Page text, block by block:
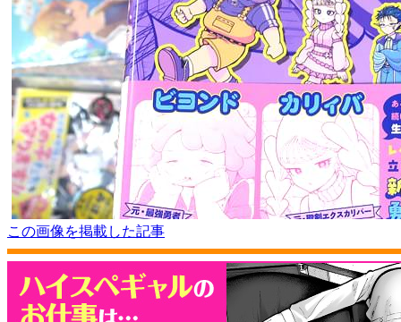
この画像を掲載した記事